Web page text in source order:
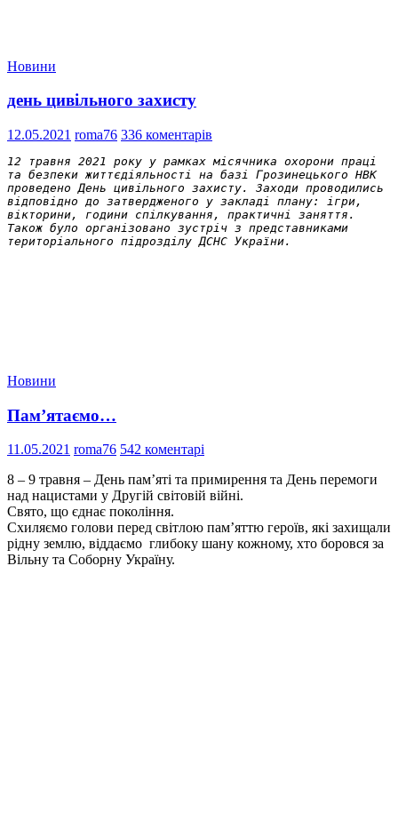
Новини
день цивільного захисту
12.05.2021 roma76 336 коментарів
12 травня 2021 року у рамках місячника охорони праці
та безпеки життєдіяльності на базі Грозинецького НВК
проведено День цивільного захисту. Заходи проводились
відповідно до затвердженого у закладі плану: ігри,
вікторини, години спілкування, практичні заняття.
Також було організовано зустріч з представниками
територіального підрозділу ДСНС України.
Новини
Пам’ятаємо…
11.05.2021 roma76 542 коментарі
8 – 9 травня – День пам’яті та примирення та День перемоги
над нацистами у Другій світовій війні.
Свято, що єднає покоління.
Схиляємо голови перед світлою пам’яттю героїв, які захищали
рідну землю, віддаємо глибоку шану кожному, хто боровся за
Вільну та Соборну Україну.